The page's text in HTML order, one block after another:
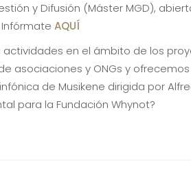
y Difusión (Máster MGD),
Infórmate AQUÍ
en el ámbito de los
asociaciones y ONGs y
de Musikene dirigida por
para la Fundación Whynot?